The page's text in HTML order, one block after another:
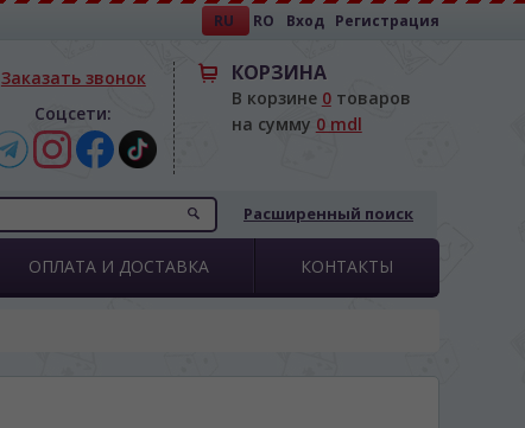
RU RO Вход Регистрация
Заказать звонок
Соцсети:
КОРЗИНА
В корзине 0товаров
на сумму 0 mdl
Расширенный поиск
ОПЛАТА И ДОСТАВКА КОНТАКТЫ